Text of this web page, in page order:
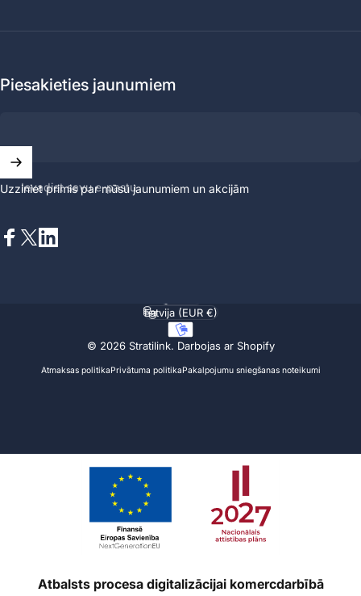
Piesakieties jaunumiem
Ievadiet savu e-pastu
Uzziniet primis par mūsu jaunumiem un akcijām
© 2026 Stratilink. Darbojas ar Shopify
Atmaksas politikaPrivātuma politikaPakalpojumu sniegšanas noteikumi
Valoda
Valsts/reģions
Latvija (EUR €)
Atbalsts procesa digitalizācijai komercdarbībā